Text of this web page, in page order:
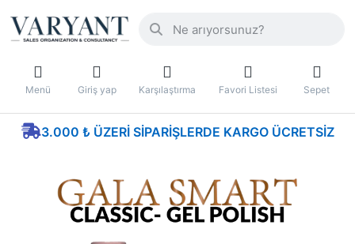
Menü Giriş yap Karşılaştırma Favori Listesi Sepet
3.000 ₺ ÜZERI SIPARIŞLERDE KARGO ÜCRETSIZ